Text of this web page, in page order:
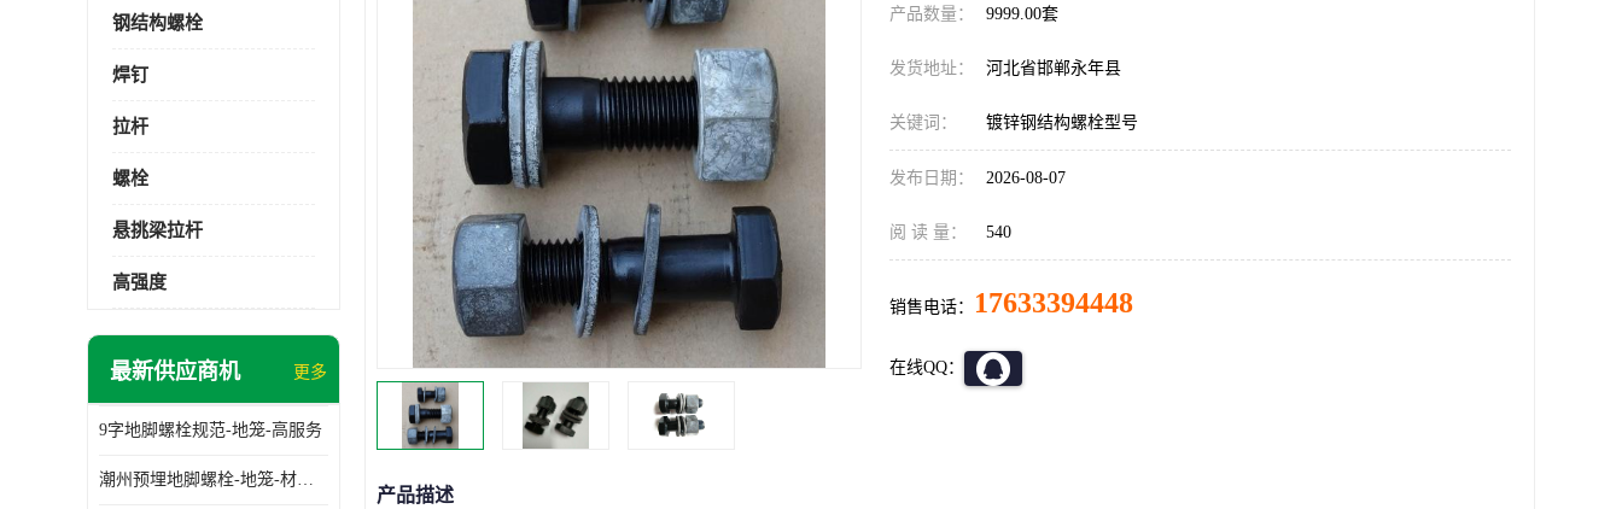
钢结构螺栓
焊钉
拉杆
螺栓
悬挑梁拉杆
高强度
最新供应商机 更多
9字地脚螺栓规范-地笼-高服务
潮州预埋地脚螺栓-地笼-材质齐全
产品数量： 9999.00套
发货地址： 河北省邯郸永年县
关键词： 镀锌钢结构螺栓型号
发布日期： 2026-08-07
阅 读 量： 540
销售电话： 17633394448
在线QQ：
产品描述